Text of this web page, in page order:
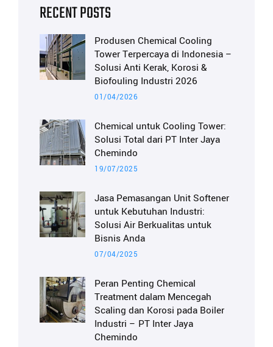
RECENT POSTS
Produsen Chemical Cooling
Tower Terpercaya di Indonesia –
Solusi Anti Kerak, Korosi &
Biofouling Industri 2026
01/04/2026
Chemical untuk Cooling Tower:
Solusi Total dari PT Inter Jaya
Chemindo
19/07/2025
Jasa Pemasangan Unit Softener
untuk Kebutuhan Industri:
Solusi Air Berkualitas untuk
Bisnis Anda
07/04/2025
Peran Penting Chemical
Treatment dalam Mencegah
Scaling dan Korosi pada Boiler
Industri – PT Inter Jaya
Chemindo